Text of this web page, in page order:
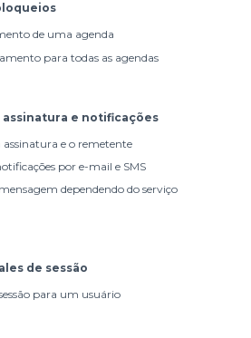
de uma agenda
para todas as agendas
assinatura e notificações
assinatura e o remetente
por e-mail e SMS
dependendo do serviço
de sessão
para um usuário